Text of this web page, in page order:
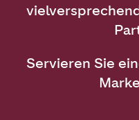
Servieren Sie